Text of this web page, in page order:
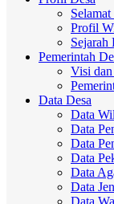
Profil
Sejarah
Pemerintah
Visi
Data Desa
Data
Data
Data
Data
Data
Data
Data